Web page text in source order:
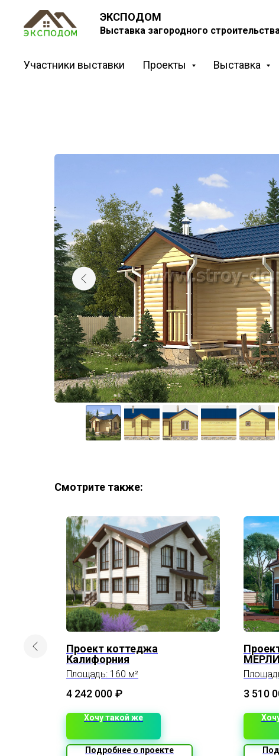
ЭКСПОДОМ
Выставка загородного
Участники выставки Проекты Выставка
Смотрите также:
Проект коттеджа
Калифорния
Площадь: 160 м²
4 242 000 ₽
Хочу такой же
Подробнее о проекте
3 510